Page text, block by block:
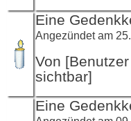
Eine
Angezündet am
Von
sichtbar]
Eine